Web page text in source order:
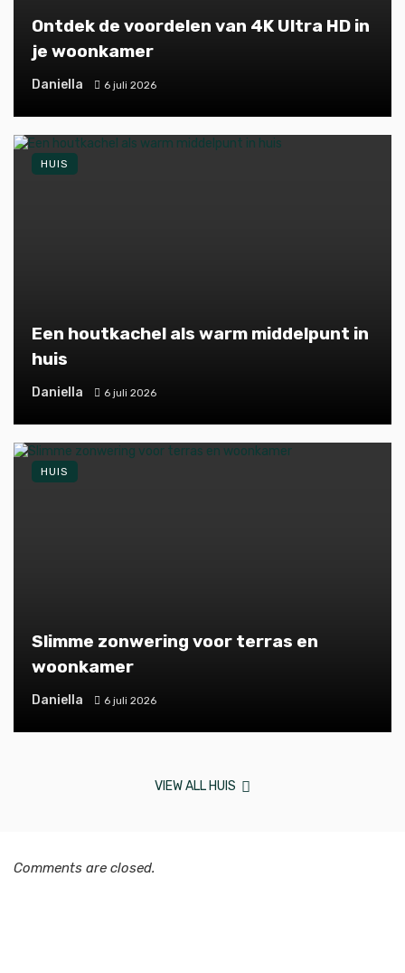
Ontdek de voordelen van 4K Ultra HD in
je woonkamer
Daniella 6 juli 2026
Een houtkachel als warm middelpunt in
huis
Daniella 6 juli 2026
HUIS
Slimme zonwering voor terras en
woonkamer
Daniella 6 juli 2026
HUIS
VIEW ALL HUIS
Comments are closed.